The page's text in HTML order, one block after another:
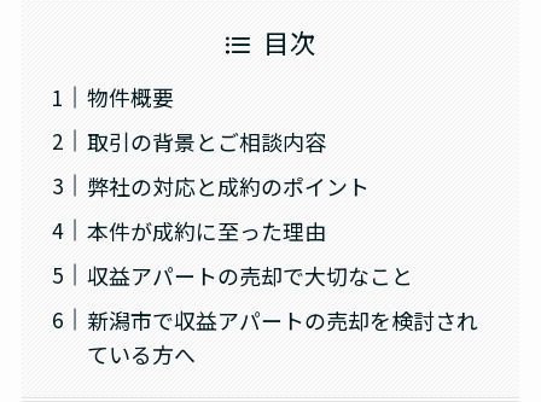
目次
物件概要
取引の背景とご相談内容
弊社の対応と成約のポイント
本件が成約に至った理由
収益アパートの売却で大切なこと
新潟市で収益アパートの売却を検討され
ている方へ